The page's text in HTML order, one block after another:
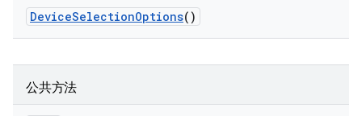
DeviceSelectionOptions()
公共方法